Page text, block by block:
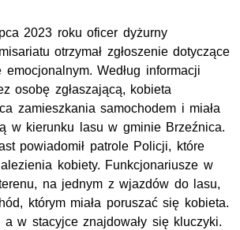
2023 roku oficer dyżurny
otrzymał zgłoszenie dotyczące
Według informacji
osobę zgłaszającą, kobieta
zamieszkania samochodem i miała
w kierunku lasu w gminie Brzeźnica.
powiadomił patrole Policji, które
kobiety. Funkcjonariusze w
na jednym z wjazdów do lasu,
którym miała poruszać się kobieta.
a w stacyjce znajdowały się kluczyki.